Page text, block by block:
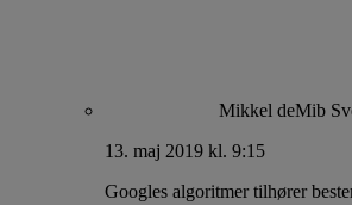
Mikkel deMib
13. maj 2019 kl. 9:15
Googles algoritmer tilhører